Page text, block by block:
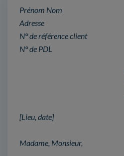
Prénom Nom
Adresse
N° de référence client
N° de PDL
[Lieu, date]
Madame, Monsieur,